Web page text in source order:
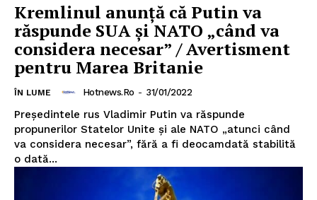
Kremlinul anunță că Putin va
răspunde SUA și NATO „când va
considera necesar” / Avertisment
pentru Marea Britanie
ÎN LUME Hotnews.ro - 31/01/2022
Preşedintele rus Vladimir Putin va răspunde
propunerilor Statelor Unite şi ale NATO „atunci când
va considera necesar”, fără a fi deocamdată stabilită
o dată...